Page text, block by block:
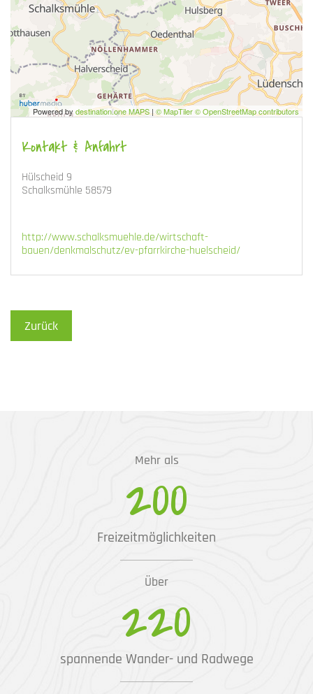
Powered bydestination.one MAPS| © MapTiler © OpenStreetMap contributors
Kontakt & Anfahrt
Hülscheid 9
Schalksmühle 58579
http://www.schalksmuehle.de/wirtschaft-
bauen/denkmalschutz/ev-pfarrkirche-huelscheid/
Zurück
Mehr als
200
Freizeitmöglichkeiten
Über
220
spannende Wander- und Radwege